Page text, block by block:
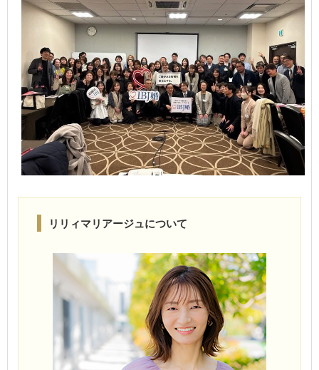
リリィマリアージュについて